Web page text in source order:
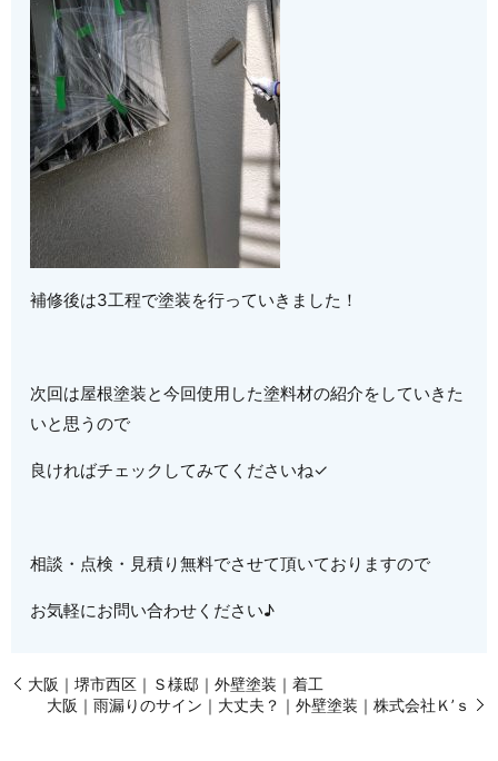
補修後は3工程で塗装を行っていきました！
次回は屋根塗装と今回使用した塗料材の紹介をしていきた
いと思うので
良ければチェックしてみてくださいね✓
相談・点検・見積り無料でさせて頂いておりますので
お気軽にお問い合わせください♪
大阪｜堺市西区｜Ｓ様邸｜外壁塗装｜着工
大阪｜雨漏りのサイン｜大丈夫？｜外壁塗装｜株式会社Ｋ’ｓ